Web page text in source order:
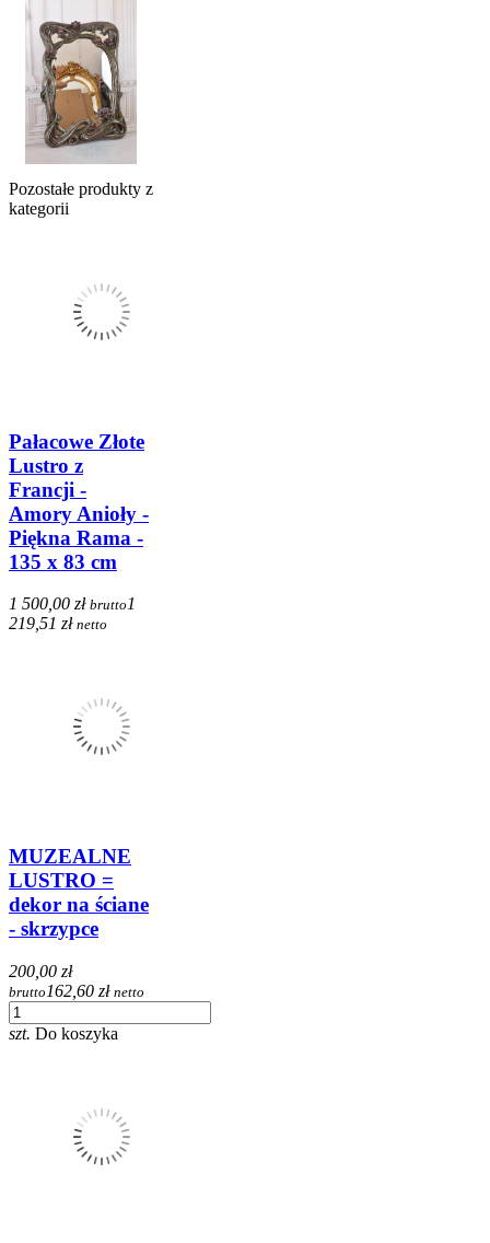
Pozostałe produkty z
kategorii
Pałacowe Złote
Lustro z
Francji -
Amory Anioły -
Piękna Rama -
135 x 83 cm
1 500,00 zł brutto 1
219,51 zł netto
MUZEALNE
LUSTRO =
dekor na ściane
- skrzypce
200,00 zł
brutto 162,60 zł netto
szt. Do koszyka